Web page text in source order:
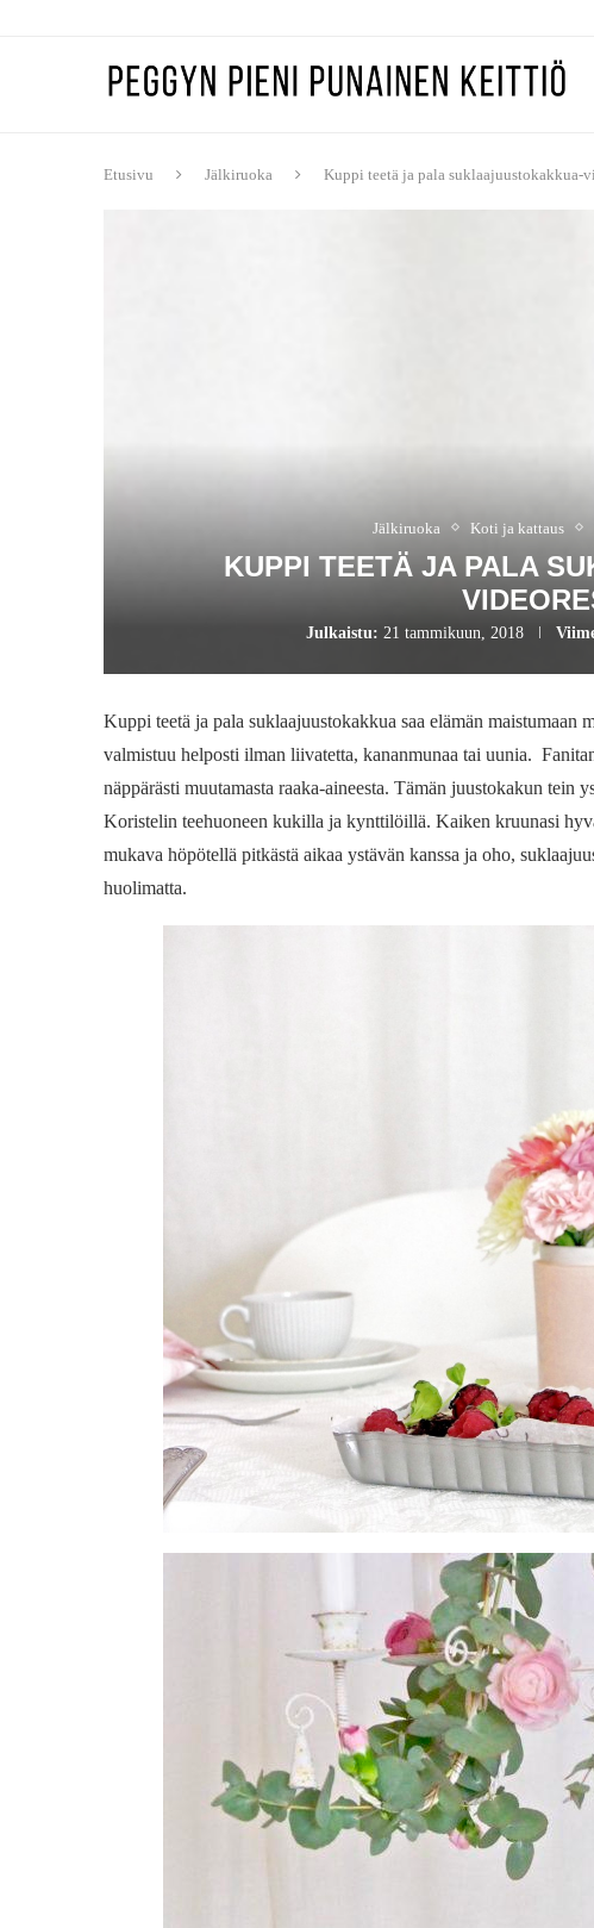
Etusivu Jälkiruoka Kuppi teetä ja pala suklaajuustokakkua-
Jälkiruoka Koti ja kattaus
KUPPI TEETÄ JA PALA
Julkaistu: 21 tammikuun, 2018
Kuppi teetä ja pala suklaajuustokakkua saa elämän maistumaan
valmistuu helposti ilman liivatetta, kananmunaa tai uunia.
näppärästi muutamasta raaka-aineesta. Tämän juustokakun tein
Koristelin teehuoneen kukilla ja kynttilöillä. Kaiken kruunasi
mukava höpötellä pitkästä aikaa ystävän kanssa ja oho,
huolimatta.